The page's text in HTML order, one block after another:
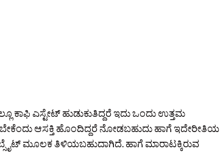
ಕಾಫಿ ಎಸ್ಟೇಟ್ ಹುಡುಕುತಿದ್ದರೆ ಇದು ಒಂದು ಉತ್ತಮ
ಆಸಕ್ತಿ ಹೊಂದಿದ್ದರೆ ನೋಡಬಹುದು ಹಾಗೆ ಇದೇರೀತಿಯ
ಮೂಲಕ ತಿಳಿಯಬಹುದಾಗಿದೆ. ಹಾಗೆ ಮಾರಾಟಕ್ಕಿರುವ